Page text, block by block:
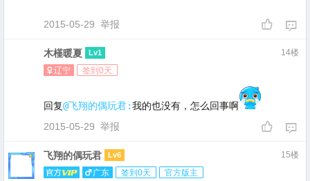
2015-05-29 举报
木槿暖夏 Lv1
辽宁 签到0天
回复@飞翔的偶玩君:我的也没有，怎么回事啊
14楼
2015-05-29 举报
飞翔的偶玩君 Lv6
广东 签到0天 官方版主
15楼